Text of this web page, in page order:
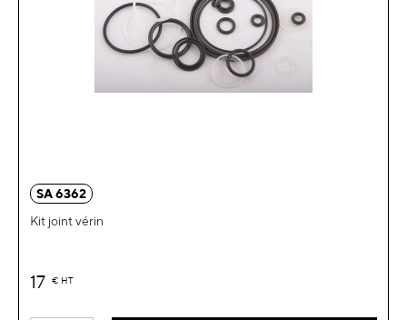
SA 6362
Kit joint vérin
17 € HT